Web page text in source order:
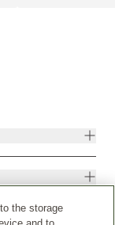
the storage